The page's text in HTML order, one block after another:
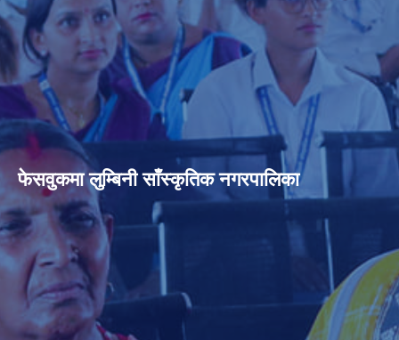
फेसवुकमा लुम्बिनी साँस्कृतिक नगरपालिका